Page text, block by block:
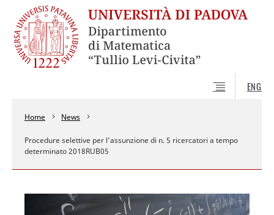
ENG
Home News
Procedure selettive per l’assunzione di n. 5 ricercatori a tempo
determinato 2018RUB05